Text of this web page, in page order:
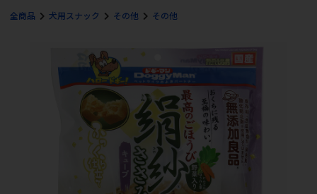
全商品 犬用スナック その他 その他